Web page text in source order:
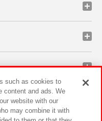
such as cookies to
content and ads. We
website with our
may combine it with